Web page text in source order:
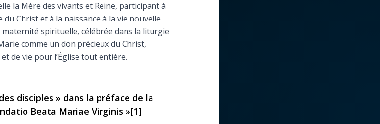
un don
de Nazareth
la Mère des vivants et Reine, participant à
du Christ et à la naissance à la vie nouvelle
maternité spirituelle, célébrée dans la liturgie
comme un don précieux du Christ,
de vie pour l’Église tout entière.
disciples » dans la préface de la
Beata Mariae Virginis »[1]